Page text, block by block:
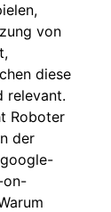
von
diese
relevant.
Roboter
der
on-